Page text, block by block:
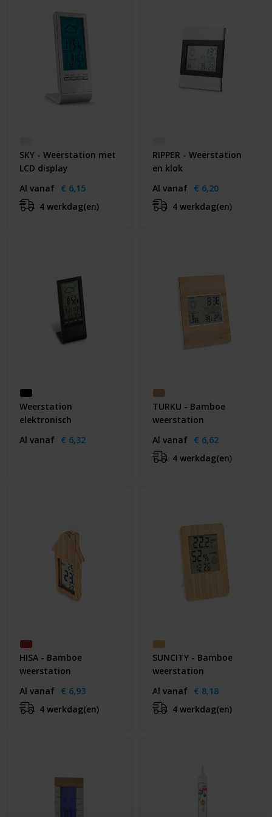
Huis & Lifestyle
Outdoor & Vrije Tijd
Auto & Veiligheid
Gezondheid & Verzorging
Cadeaubonnen
SKY - Weerstation met
LCD display
Al vanaf € 6,15
4 werkdag(en)
RIPPER - Weerstation
en klok
Al vanaf € 6,20
4 werkdag(en)
Weerstation
elektronisch
Al vanaf € 6,32
TURKU - Bamboe
weerstation
Al vanaf € 6,62
4 werkdag(en)
HISA - Bamboe
weerstation
Al vanaf € 6,93
4 werkdag(en)
SUNCITY - Bamboe
weerstation
Al vanaf € 8,18
4 werkdag(en)